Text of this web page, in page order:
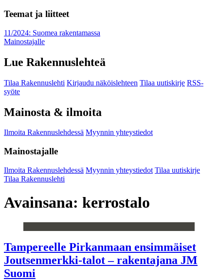
Teemat ja liitteet
11/2024: Suomea rakentamassa
Mainostajalle
Lue Rakennuslehteä
Tilaa Rakennuslehti Kirjaudu näköislehteen Tilaa uutiskirje RSS-
syöte
Mainosta & ilmoita
Ilmoita Rakennuslehdessä Myynnin yhteystiedot
Mainostajalle
Ilmoita Rakennuslehdessä Myynnin yhteystiedot Tilaa uutiskirje
Tilaa Rakennuslehti
Avainsana: kerrostalo
Tampereelle Pirkanmaan ensimmäiset
Joutsenmerkki-talot – rakentajana JM
Suomi